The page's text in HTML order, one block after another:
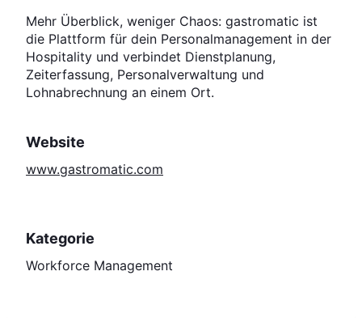
Mehr Überblick, weniger Chaos: gastromatic ist
die Plattform für dein Personalmanagement in der
Hospitality und verbindet Dienstplanung,
Zeiterfassung, Personalverwaltung und
Lohnabrechnung an einem Ort.
Website
www.gastromatic.com
Kategorie
Workforce Management